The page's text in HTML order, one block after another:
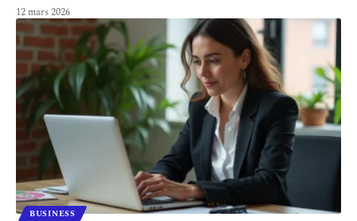
12 mars 2026
BUSINESS